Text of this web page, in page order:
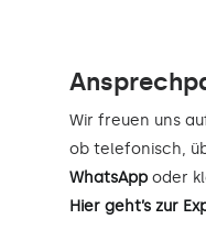
Wir freuen uns
ob telefonisch,
WhatsApp oder
Hier geht’s zur